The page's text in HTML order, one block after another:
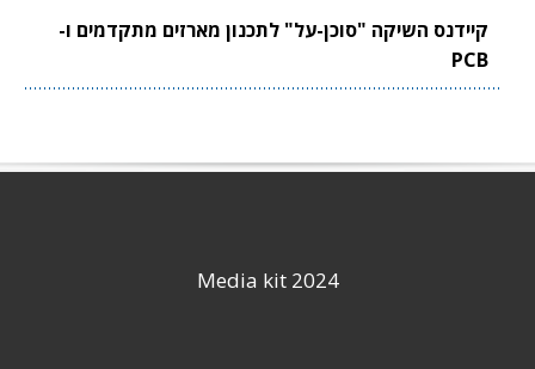
קיידנס השיקה "סוכן-על" לתכנון מארזים מתקדמים ו-
PCB
Media kit 2024